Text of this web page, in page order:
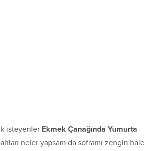
isteyenler Ekmek Çanağında Yumurta
neler yapsam da soframı zengin hale